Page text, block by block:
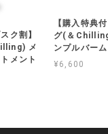
ク割】
メ
メント
【購入特典
グ(＆
ンプルバーム
¥6,600